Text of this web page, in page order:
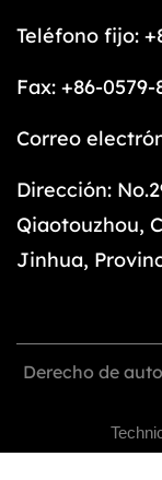
Teléfono fijo:
Fax: +86-0579-
Correo
Dirección:
Qiaotouzhou,
Jinhua,
Derecho de